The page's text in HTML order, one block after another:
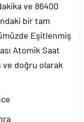
ve 86400
bir tam
Eşitlenmiş
Atomik Saat
ve doğru olarak